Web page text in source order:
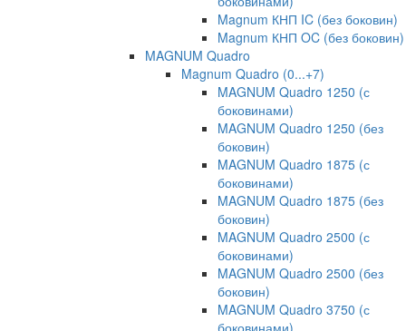
Magnum КНП IC (без боковин)
Magnum КНП OC (без боковин)
MAGNUM Quadro
Magnum Quadro (0...+7)
MAGNUM Quadro 1250 (с
боковинами)
MAGNUM Quadro 1250 (без
боковин)
MAGNUM Quadro 1875 (с
боковинами)
MAGNUM Quadro 1875 (без
боковин)
MAGNUM Quadro 2500 (с
боковинами)
MAGNUM Quadro 2500 (без
боковин)
MAGNUM Quadro 3750 (с